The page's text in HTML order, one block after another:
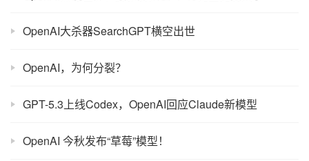
OpenAI大杀器SearchGPT横空出世
OpenAI，为何分裂？
GPT-5.3上线Codex，OpenAI回应Claude新模型
OpenAI 今秋发布“草莓”模型！